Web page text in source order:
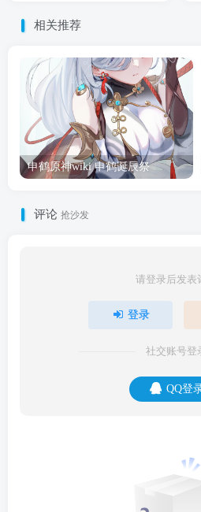
相关推荐
申鹤原神wiki 申鹤诞辰祭
评论 抢沙发
请登录后发表
登录
社交账号登
QQ登